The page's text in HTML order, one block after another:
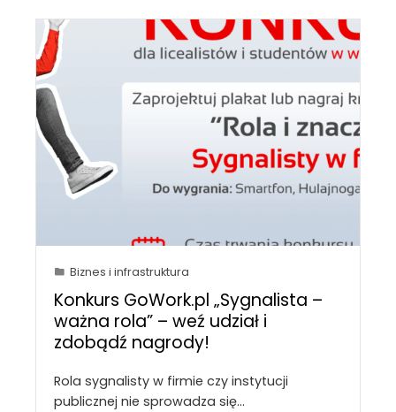
Biznes i infrastruktura
Konkurs GoWork.pl „Sygnalista –
ważna rola” – weź udział i
zdobądź nagrody!
Rola sygnalisty w firmie czy instytucji
publicznej nie sprowadza się…